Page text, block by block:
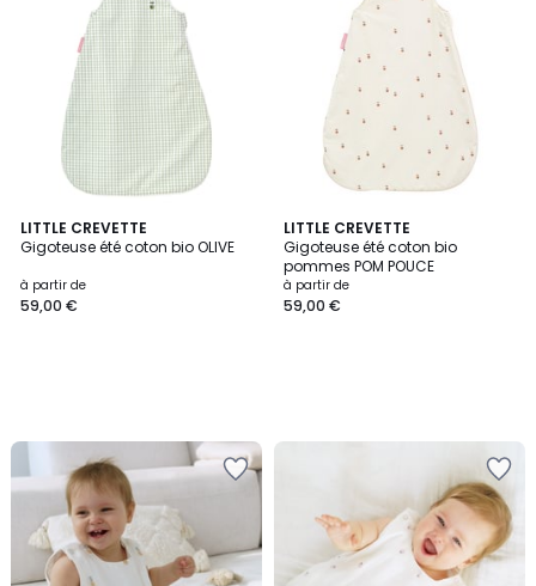
LITTLE CREVETTE
Gigoteuse été coton bio OLIVE
à partir de
59,00 €
LITTLE CREVETTE
Gigoteuse été coton bio
pommes POM POUCE
à partir de
59,00 €